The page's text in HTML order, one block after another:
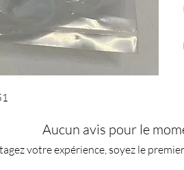
Aucun avis pour le
votre expérience, soyez le